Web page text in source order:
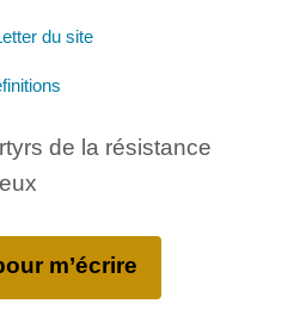
du site
de la résistance
m’écrire